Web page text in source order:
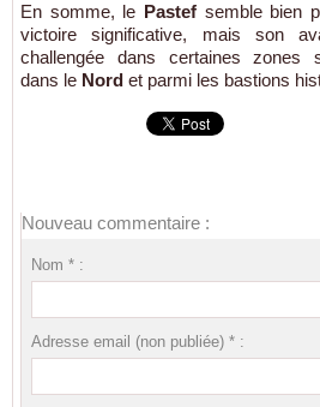
En somme, le Pastef semble bien
victoire significative, mais son
challengée dans certaines zones
dans le Nord et parmi les bastions
Nouveau commentaire :
Nom * :
Adresse email (non publiée) * :